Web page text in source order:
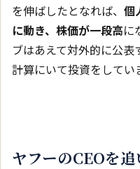
を伸ばしたとなれば、 個
に動き、株価が一段高に
ブはあえて対外的に公
計算にいて投資をしてい
ヤフーのCEOを